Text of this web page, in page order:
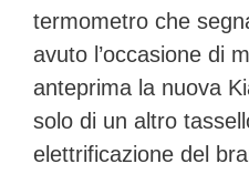
termometro che
avuto l’occasione di
anteprima la nuova
solo di un altro
elettrificazione del